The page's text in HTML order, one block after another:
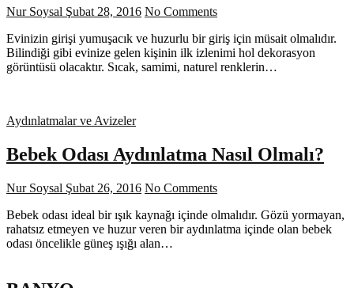
Nur Soysal Şubat 28, 2016 No Comments
Evinizin girişi yumuşacık ve huzurlu bir giriş için müsait olmalıdır.
Bilindiği gibi evinize gelen kişinin ilk izlenimi hol dekorasyon
görüntüsü olacaktır. Sıcak, samimi, naturel renklerin…
Aydınlatmalar ve Avizeler
Bebek Odası Aydınlatma Nasıl Olmalı?
Nur Soysal Şubat 26, 2016 No Comments
Bebek odası ideal bir ışık kaynağı içinde olmalıdır. Gözü yormayan,
rahatsız etmeyen ve huzur veren bir aydınlatma içinde olan bebek
odası öncelikle güneş ışığı alan…